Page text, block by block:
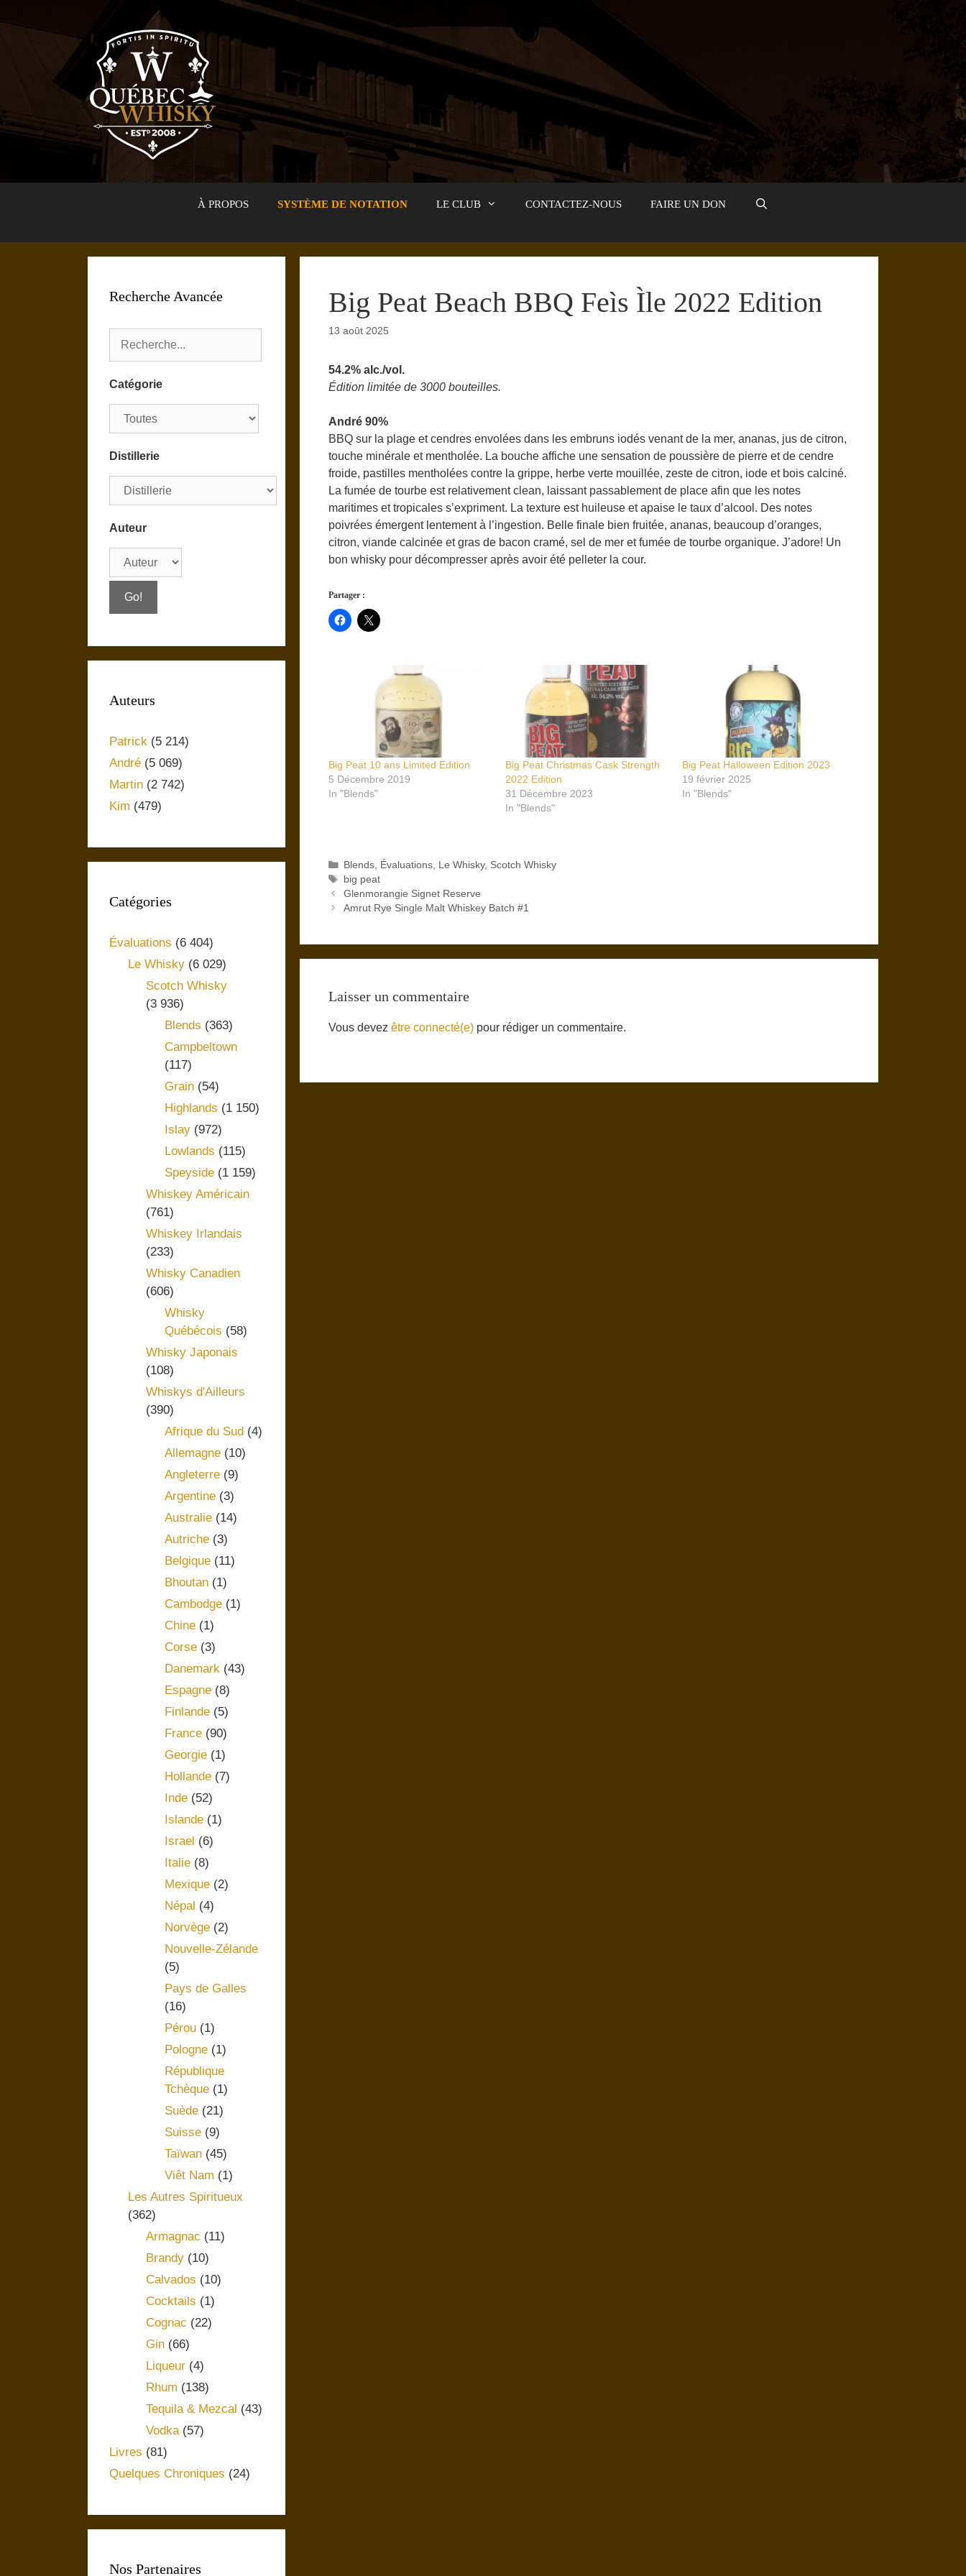
au
À PROPOS SYSTÈME DE NOTATION LE CLUB CONTACTEZ-NOUS FAIRE UN DON
Big Peat Beach BBQ Feìs Ìle 2022 Edition
13 août 2025
54.2% alc./vol.
Édition limitée de 3000 bouteilles.
André 90%
BBQ sur la plage et cendres envolées dans les embruns iodés venant de la mer, ananas, jus de citron,
touche minérale et mentholée. La bouche affiche une sensation de poussière de pierre et de cendre
froide, pastilles mentholées contre la grippe, herbe verte mouillée, zeste de citron, iode et bois calciné.
La fumée de tourbe est relativement clean, laissant passablement de place afin que les notes
maritimes et tropicales s’expriment. La texture est huileuse et apaise le taux d’alcool. Des notes
poivrées émergent lentement à l’ingestion. Belle finale bien fruitée, ananas, beaucoup d’oranges,
citron, viande calcinée et gras de bacon cramé, sel de mer et fumée de tourbe organique. J’adore! Un
bon whisky pour décompresser après avoir été pelleter la cour.
Partager :
Big Peat 10 ans Limited Edition
5 Décembre 2019
In "Blends"
Big Peat Christmas Cask Strength
2022 Edition
31 Décembre 2023
In "Blends"
Big Peat Halloween Edition 2023
19 février 2025
In "Blends"
Catégories
Blends Évaluations Le Whisky, Scotch Whisky
Étiquettes
big peat
Glenmorangie Signet Reserve
Amrut Rye Single Malt Whiskey Batch #1
Laisser un commentaire
Vous devez être connecté(e) pour rédiger un commentaire.
Recherche Avancée
Catégorie
Distillerie
Auteur
Auteurs
Patrick (5 214)
André (5 069)
Martin (2 742)
Kim (479)
Catégories
Évaluations (6 404)
Le Whisky(6 029)
Scotch Whisky
(3 936)
Blends (363)
Campbeltown
(117)
Grain(54)
Highlands (1 150)
Islay(972)
Lowlands (115)
Speyside(1 159)
Whiskey Américain
(761)
Whiskey Irlandais
(233)
Whisky Canadien
(606)
Whisky
Québécois (58)
Whisky Japonais
(108)
Whiskys d'Ailleurs
(390)
Afrique du Sud(4)
Allemagne(10)
Angleterre(9)
Argentine(3)
Australie(14)
Autriche(3)
Belgique(11)
Bhoutan(1)
Cambodge(1)
Chine(1)
Corse(3)
Danemark (43)
Espagne(8)
Finlande(5)
France(90)
Georgie(1)
Hollande(7)
Inde(52)
Islande(1)
Israel (6)
Italie(8)
Mexique(2)
Népal (4)
Norvège(2)
Nouvelle-Zélande
(5)
Pays de Galles
(16)
Pérou(1)
Pologne(1)
République
Tchèque(1)
Suède(21)
Suisse(9)
Taïwan(45)
Viêt Nam (1)
Les Autres Spiritueux
(362)
Armagnac (11)
Brandy (10)
Calvados (10)
Cocktails (1)
Cognac (22)
Gin (66)
Liqueur (4)
Rhum (138)
Tequila & Mezcal (43)
Vodka (57)
Livres (81)
Quelques Chroniques (24)
Nos Partenaires